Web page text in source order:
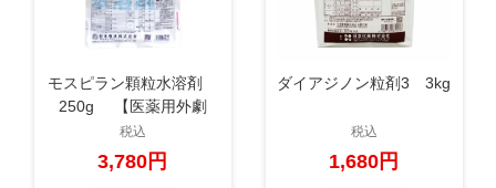
モスピラン顆粒水溶剤
250g 【医薬用外劇
物】
税込
3,780円
ダイアジノン粒剤3 3kg
税込
1,680円